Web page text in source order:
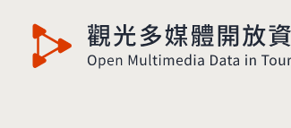
觀光多媒體開放資料